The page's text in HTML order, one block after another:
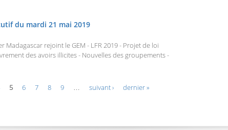
du mardi 21 mai 2019
Madagascar rejoint le GEM - LFR 2019 - Projet de loi
des avoirs illicites - Nouvelles des groupements -
5 6 7 8 9 suivant › dernier »